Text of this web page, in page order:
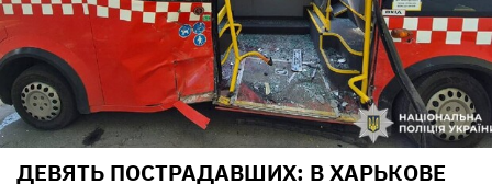
ДЕВЯТЬ ПОСТРАДАВШИХ: В ХАРЬКОВЕ